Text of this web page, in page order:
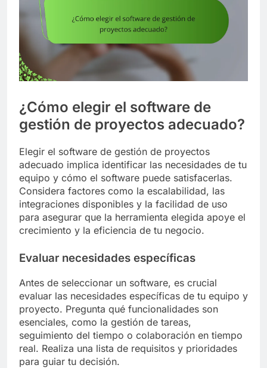
¿Cómo elegir el software de
gestión de proyectos adecuado?
Elegir el software de gestión de proyectos
adecuado implica identificar las necesidades de tu
equipo y cómo el software puede satisfacerlas.
Considera factores como la escalabilidad, las
integraciones disponibles y la facilidad de uso
para asegurar que la herramienta elegida apoye el
crecimiento y la eficiencia de tu negocio.
Evaluar necesidades específicas
Antes de seleccionar un software, es crucial
evaluar las necesidades específicas de tu equipo y
proyecto. Pregunta qué funcionalidades son
esenciales, como la gestión de tareas,
seguimiento del tiempo o colaboración en tiempo
real. Realiza una lista de requisitos y prioridades
para guiar tu decisión.